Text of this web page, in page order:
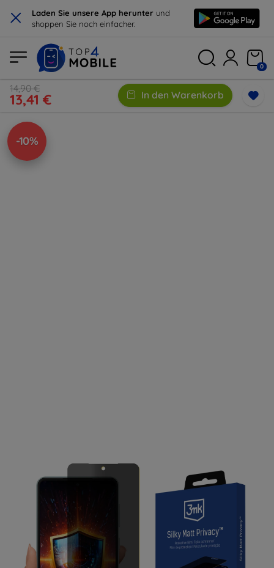
× Laden Sie unsere App herunter und
shoppen Sie noch einfacher.
0
14,90 €
13,41 € In den Warenkorb
-10%